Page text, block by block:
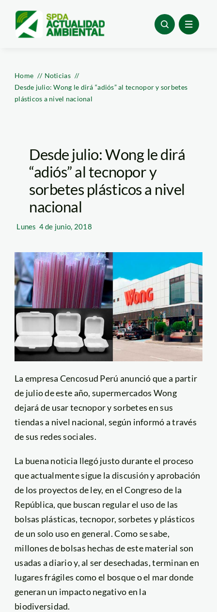
content
Home
Noticias
Desde julio: Wong le dirá “adiós” al tecnopor y sorbetes
plásticos a nivel nacional
Desde julio: Wong le dirá
“adiós” al tecnopor y
sorbetes plásticos a nivel
nacional
Lunes 4 de junio, 2018
La empresa Cencosud Perú anunció que a partir
de julio de este año, supermercados Wong
dejará de usar tecnopor y sorbetes en sus
tiendas a nivel nacional, según informó a través
de sus redes sociales.
La buena noticia llegó justo durante el proceso
que actualmente sigue la discusión y aprobación
de los proyectos de ley, en el Congreso de la
República, que buscan regular el uso de las
bolsas plásticas, tecnopor, sorbetes y plásticos
de un solo uso en general. Como se sabe,
millones de bolsas hechas de este material son
usadas a diario y, al ser desechadas, terminan en
lugares frágiles como el bosque o el mar donde
generan un impacto negativo en la
biodiversidad.